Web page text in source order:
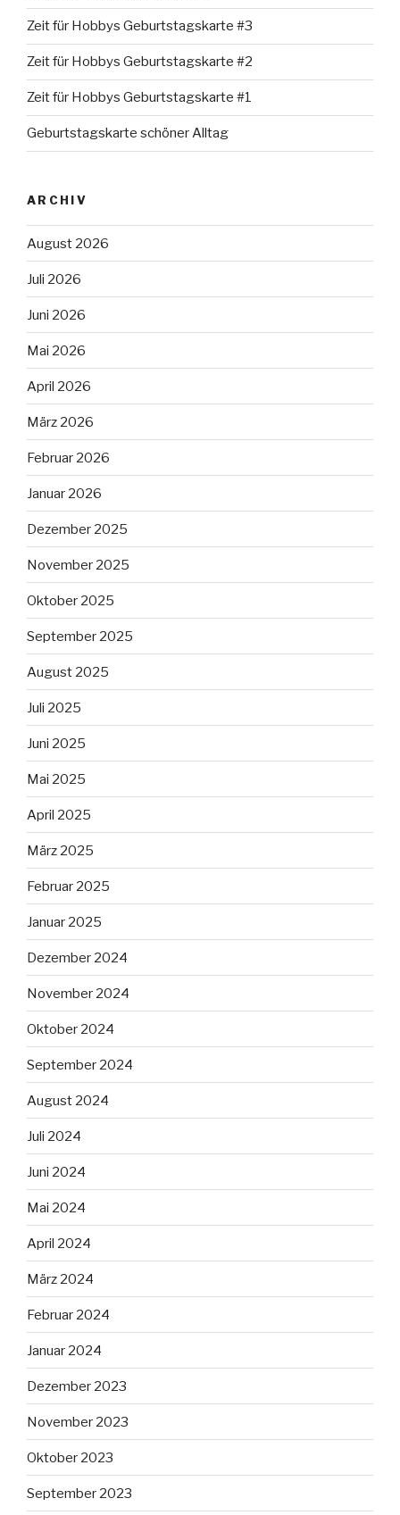
Zeit für Hobbys Geburtstagskarte #3
Zeit für Hobbys Geburtstagskarte #2
Zeit für Hobbys Geburtstagskarte #1
Geburtstagskarte schöner Alltag
ARCHIV
August 2026
Juli 2026
Juni 2026
Mai 2026
April 2026
März 2026
Februar 2026
Januar 2026
Dezember 2025
November 2025
Oktober 2025
September 2025
August 2025
Juli 2025
Juni 2025
Mai 2025
April 2025
März 2025
Februar 2025
Januar 2025
Dezember 2024
November 2024
Oktober 2024
September 2024
August 2024
Juli 2024
Juni 2024
Mai 2024
April 2024
März 2024
Februar 2024
Januar 2024
Dezember 2023
November 2023
Oktober 2023
September 2023